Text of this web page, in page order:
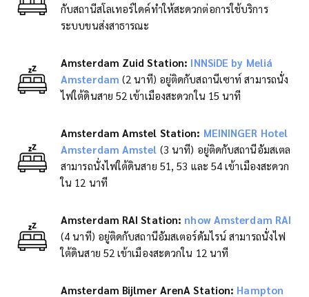
กับสถานีสโลเทอร์ไดค์ทำให้สะดวกต่อการใช้บริการ
ระบบขนส่งสาธารณะ
Amsterdam Zuid Station: INNSiDE by Meliá
Amsterdam (2 นาที) อยู่ติดกับสถานีเซาท์ สามารถนั่ง
ไฟใต้ดินสาย 52 เข้าเมืองสะดวกใน 15 นาที
Amsterdam Amstel Station: MEININGER Hotel
Amsterdam Amstel (3 นาที) อยู่ติดกับสถานีอัมสเตล
สามารถนั่งไฟใต้ดินสาย 51, 53 และ 54 เข้าเมืองสะดวก
ใน 12 นาที
Amsterdam RAI Station: nhow Amsterdam RAI
(4 นาที) อยู่ติดกับสถานีอัมสเตอร์ดัมไรน์ สามารถนั่งไฟ
ใต้ดินสาย 52 เข้าเมืองสะดวกใน 12 นาที
Amsterdam Bijlmer ArenA Station: Hampton